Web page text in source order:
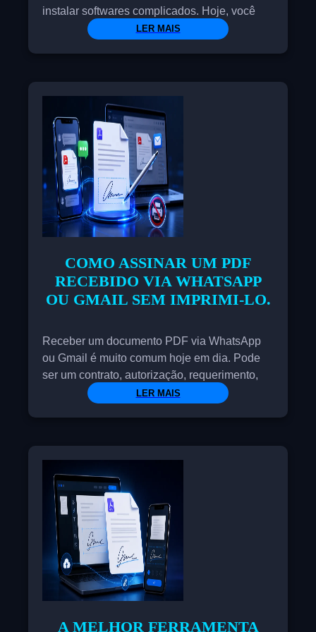
instalar softwares complicados. Hoje, você
pode assinar contratos, autorizações e outros
PDF online de forma gratuita, rápida e segura.
LER MAIS
COMO ASSINAR UM PDF
RECEBIDO VIA WHATSAPP
OU GMAIL SEM IMPRIMI-LO.
Receber um documento PDF via WhatsApp
ou Gmail é muito comum hoje em dia. Pode
ser um contrato, autorização, requerimento,
carta, formulário, fatura, certificado ou
impressora, scanner ou um aplicativo de PDF
instalado no seu celular.
LER MAIS
A MELHOR FERRAMENTA